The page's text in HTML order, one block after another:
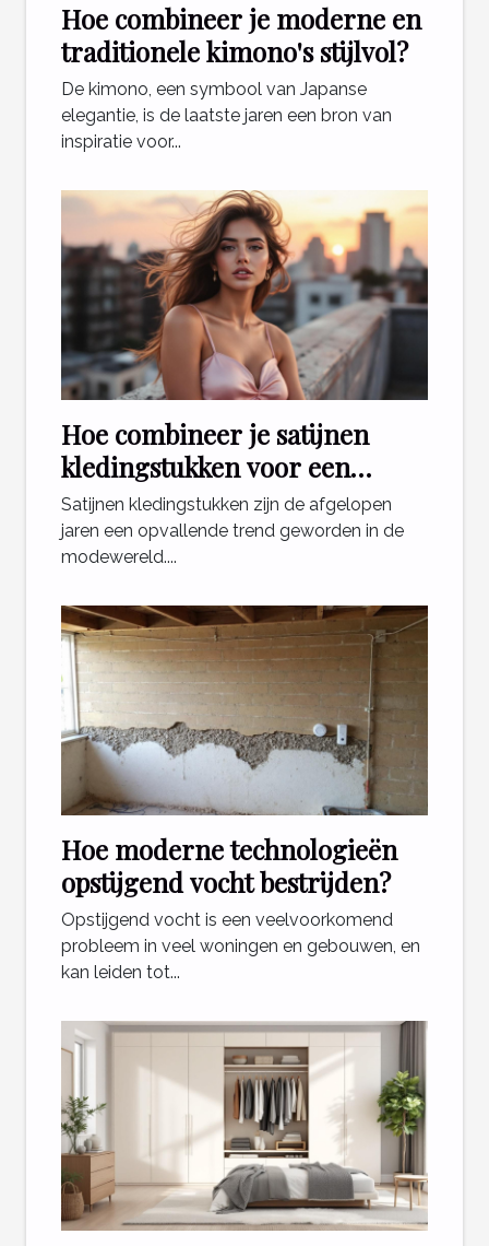
Hoe combineer je moderne en
traditionele kimono's stijlvol?
De kimono, een symbool van Japanse
elegantie, is de laatste jaren een bron van
inspiratie voor...
Hoe combineer je satijnen
kledingstukken voor een
stijlvolle look?
Satijnen kledingstukken zijn de afgelopen
jaren een opvallende trend geworden in de
modewereld....
Hoe moderne technologieën
opstijgend vocht bestrijden?
Opstijgend vocht is een veelvoorkomend
probleem in veel woningen en gebouwen, en
kan leiden tot...